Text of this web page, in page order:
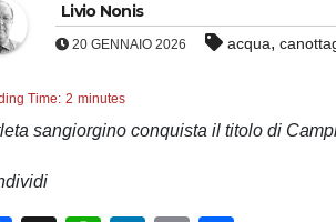
Livio Nonis
20 GENNAIO 2026 acqua,
Time: 2 minutes
sangiorgino conquista il titolo di